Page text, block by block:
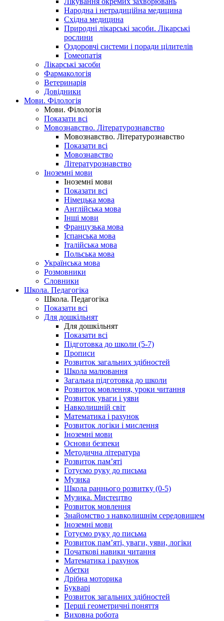
Народна і нетрадиційна медицина
Східна медицина
Природні лікарські засоби. Лікарські
рослини
Оздоровчі системи і поради цілителів
Гомеопатія
Лікарські засоби
Фармакологія
Ветеринарія
Довідники
Мови. Філологія
Мови. Філологія
Показати всі
Мовознавство. Літературознавство
Мовознавство. Літературознавство
Показати всі
Мовознавство
Літературознавство
Іноземні мови
Іноземні мови
Показати всі
Німецька мова
Англійська мова
Інші мови
Французька мова
Іспанська мова
Італійська мова
Польська мова
Українська мова
Розмовники
Словники
Школа. Педагогіка
Школа. Педагогіка
Показати всі
Для дошкільнят
Для дошкільнят
Показати всі
Підготовка до школи (5-7)
Прописи
Розвиток загальних здібностей
Школа малювання
Загальна підготовка до школи
Розвиток мовлення, уроки читання
Розвиток уваги і уяви
Навколишній світ
Математика і рахунок
Розвиток логіки і мислення
Іноземні мови
Основи безпеки
Методична література
Розвиток пам’яті
Готуємо руку до письма
Музика
Школа раннього розвитку (0-5)
Музика. Мистецтво
Розвиток мовлення
Знайомство з навколишнім середовищем
Іноземні мови
Готуємо руку до письма
Розвиток пам’яті, уваги, уяви, логіки
Початкові навики читання
Математика і рахунок
Абетки
Дрібна моторика
Букварі
Розвиток загальних здібностей
Перші геометричні поняття
Виховна робота